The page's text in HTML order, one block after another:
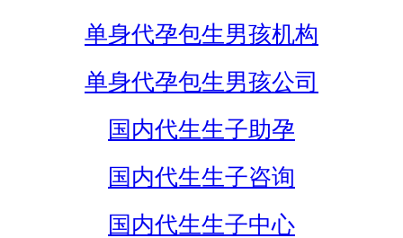
单身代孕包生男孩机构
单身代孕包生男孩公司
国内代生生子助孕
国内代生生子咨询
国内代生生子中心